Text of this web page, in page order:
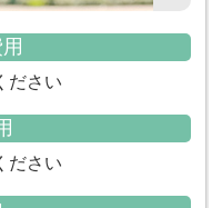
ださい
ださい